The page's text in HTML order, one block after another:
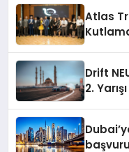
Atlas
Drift
2.